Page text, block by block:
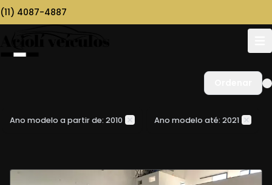
(11) 4087-4887
Ano modelo a partir de: 2010 Ano modelo até: 2021